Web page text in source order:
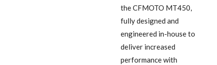
the CFMOTO MT450,
fully designed and
engineered in-house to
deliver increased
performance with